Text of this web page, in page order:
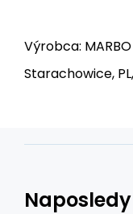
Výrobca:
Starachowice,